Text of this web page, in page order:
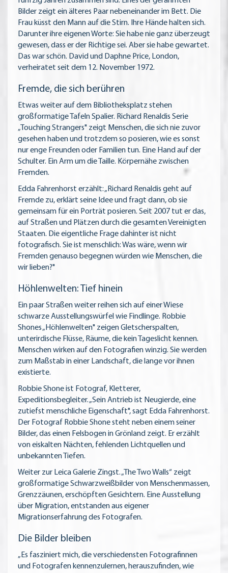
Bilder zeigt ein älteres Paar nebeneinander im Bett. Die
Frau küsst den Mann auf die Stirn. Ihre Hände halten sich.
Darunter ihre eigenen Worte: Sie habe nie ganz überzeugt
gewesen, dass er der Richtige sei. Aber sie habe gewartet.
Das war schön. David und Daphne Price, London,
verheiratet seit dem 12. November 1972.
Fremde, die sich berühren
Etwas weiter auf dem Bibliotheksplatz stehen
großformatige Tafeln Spalier. Richard Renaldis Serie
„Touching Strangers" zeigt Menschen, die sich nie zuvor
gesehen haben und trotzdem so posieren, wie es sonst
nur enge Freunden oder Familien tun. Eine Hand auf der
Schulter. Ein Arm um die Taille. Körpernähe zwischen
Fremden.
Edda Fahrenhorst erzählt: „Richard Renaldis geht auf
Fremde zu, erklärt seine Idee und fragt dann, ob sie
gemeinsam für ein Porträt posieren. Seit 2007 tut er das,
auf Straßen und Plätzen durch die gesamten Vereinigten
Staaten. Die eigentliche Frage dahinter ist nicht
fotografisch. Sie ist menschlich: Was wäre, wenn wir
Fremden genauso begegnen würden wie Menschen, die
wir lieben?"
Höhlenwelten: Tief hinein
Ein paar Straßen weiter reihen sich auf einer Wiese
schwarze Ausstellungswürfel wie Findlinge. Robbie
Shones „Höhlenwelten" zeigen Gletscherspalten,
unterirdische Flüsse, Räume, die kein Tageslicht kennen.
Menschen wirken auf den Fotografien winzig. Sie werden
zum Maßstab in einer Landschaft, die lange vor ihnen
existierte.
Robbie Shone ist Fotograf, Kletterer,
Expeditionsbegleiter. „Sein Antrieb ist Neugierde, eine
zutiefst menschliche Eigenschaft", sagt Edda Fahrenhorst.
Der Fotograf Robbie Shone steht neben einem seiner
Bilder, das einen Felsbogen in Grönland zeigt. Er erzählt
von eiskalten Nächten, fehlenden Lichtquellen und
unbekannten Tiefen.
Weiter zur Leica Galerie Zingst. „The Two Walls“ zeigt
großformatige Schwarzweißbilder von Menschenmassen,
Grenzzäunen, erschöpften Gesichtern. Eine Ausstellung
über Migration, entstanden aus eigener
Migrationserfahrung des Fotografen.
Die Bilder bleiben
„Es fasziniert mich, die verschiedensten Fotografinnen
und Fotografen kennenzulernen, herauszufinden, wie